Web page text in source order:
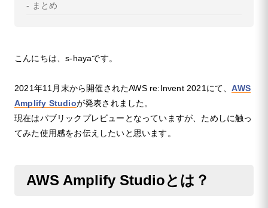
まとめ
こんにちは、s-hayaです。
2021年11月末から開催されたAWS re:Invent 2021にて、AWS
Amplify Studioが発表されました。
現在はパブリックプレビューとなっていますが、ためしに触っ
てみた使用感をお伝えしたいと思います。
AWS Amplify Studioとは？